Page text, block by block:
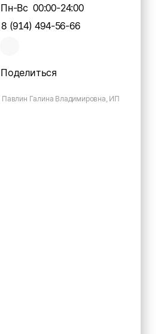
Пн-Вс 00:00-24:00
8 (914) 494-56-66
Поделиться
Павлин Галина Владимировна, ИП